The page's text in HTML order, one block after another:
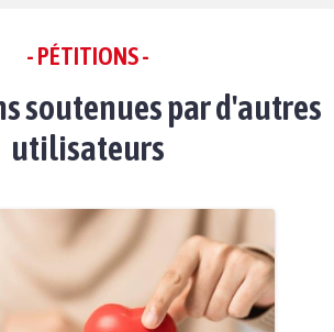
- PÉTITIONS -
soutenues par d'autres
utilisateurs